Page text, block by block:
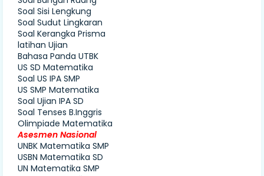
Soal Sisi Lengkung
Soal Sudut Lingkaran
Soal Kerangka Prisma
latihan Ujian
Bahasa Panda UTBK
US SD Matematika
Soal US IPA SMP
US SMP Matematika
Soal Ujian IPA SD
Soal Tenses B.Inggris
Olimpiade Matematika
Asesmen Nasional
UNBK Matematika SMP
USBN Matematika SD
UN Matematika SMP